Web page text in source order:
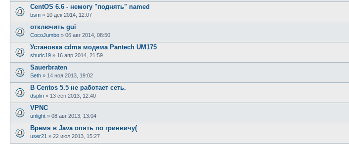
CentOS 6.6 - немогу "поднять" named
bsm » 10 дек 2014, 12:07
отключить gui
CocoJumbo » 06 авг 2014, 08:50
Установка cdma модема Pantech UM175
shuric19 » 16 апр 2014, 21:59
Sauerbraten
Seth » 14 ноя 2013, 19:02
В Centos 5.5 не работает сеть.
dsplin » 13 сен 2013, 12:40
VPNC
unlight » 08 авг 2013, 13:04
Время в Java опять по гринвичу(
user21 » 22 июл 2013, 15:27